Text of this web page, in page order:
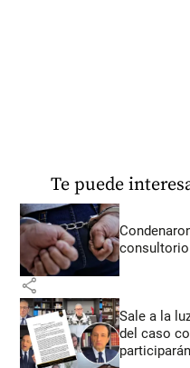
Te puede
share
Sale a la
del caso